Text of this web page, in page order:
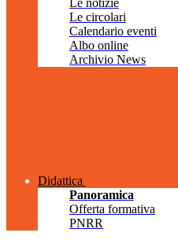
Le notizie
Le circolari
Calendario eventi
Albo online
Archivio News
Didattica
Panoramica
Offerta formativa
PNRR